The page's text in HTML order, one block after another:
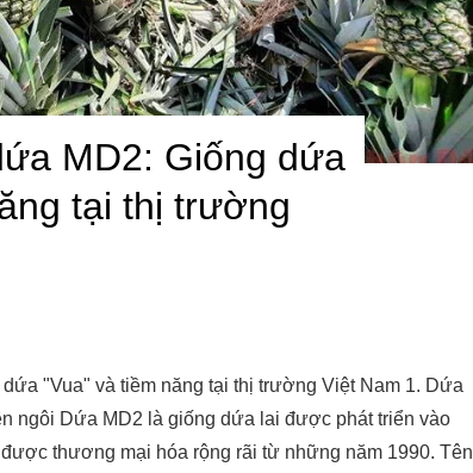
MD2: Giống dứa
tại thị trường
"Vua" và tiềm năng tại thị trường Việt Nam 1. Dứa
ngôi Dứa MD2 là giống dứa lai được phát triển vào
thương mại hóa rộng rãi từ những năm 1990. Tên